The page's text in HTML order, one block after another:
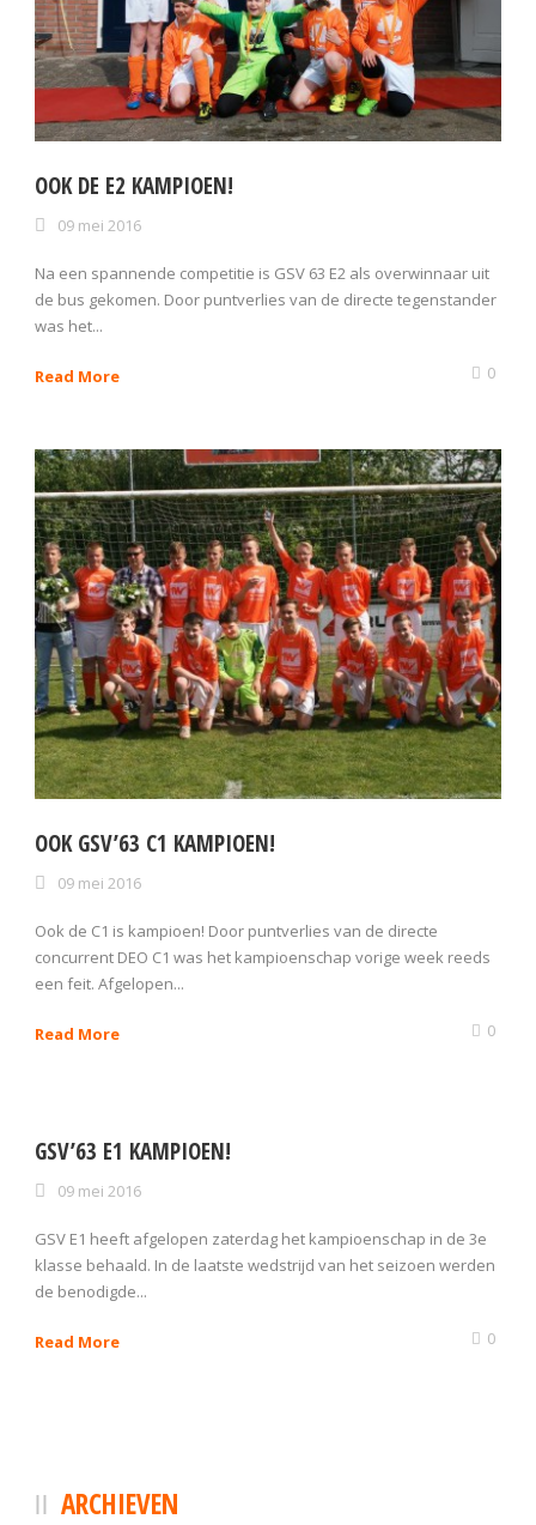
OOK DE E2 KAMPIOEN!
09 mei 2016
Na een spannende competitie is GSV 63 E2 als overwinnaar uit
de bus gekomen. Door puntverlies van de directe tegenstander
was het...
Read More 0
OOK GSV’63 C1 KAMPIOEN!
09 mei 2016
Ook de C1 is kampioen! Door puntverlies van de directe
concurrent DEO C1 was het kampioenschap vorige week reeds
een feit. Afgelopen...
Read More 0
GSV’63 E1 KAMPIOEN!
09 mei 2016
GSV E1 heeft afgelopen zaterdag het kampioenschap in de 3e
klasse behaald. In de laatste wedstrijd van het seizoen werden
de benodigde...
Read More 0
ARCHIEVEN